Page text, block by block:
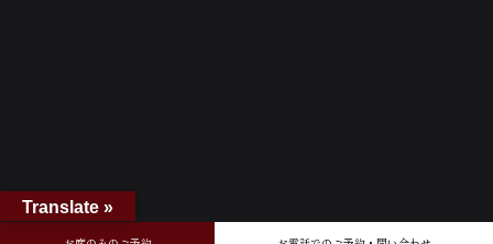
Translate »